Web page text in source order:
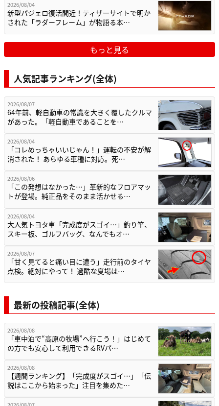
2026/08/04
新型パジェロ復活間近！ティザーサイトで明か
された「ラダーフレーム」が物語る本…
もっと見る
人気記事ランキング(全体)
2026/08/07
64年前、軽自動車の常識を大きく覆したクルマ
があった。「軽自動車であることを…
2026/08/04
「コレめっちゃいいじゃん！」運転の不安が解
消された！ あらゆる車種に対応。死…
2026/08/06
「この発想はなかった…」革新的なフロアマッ
トが登場。純正品をそのまま活かせる…
2026/08/04
大人気トヨタ車「完成度がスゴイ…」釣り竿、
スキー板、ゴルフバッグ、なんでもオ…
2026/08/07
「甘く見てると痛い目に遭う」走行前のタイヤ
点検。絶対にやって！ 過酷な夏場は…
最新の投稿記事(全体)
2026/08/08
「車中泊で“高原の牧場”へ行こう！」はじめて
の方でも安心して利用できるRVパ…
2026/08/08
【週間ランキング】「完成度がスゴイ…」「伝
説はここから始まった」注目を集めた…